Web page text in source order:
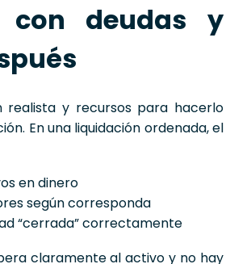
con deudas y
realista y recursos para hacerlo
En una liquidación ordenada, el
en dinero
según corresponda
“cerrada” correctamente
claramente al activo y no hay